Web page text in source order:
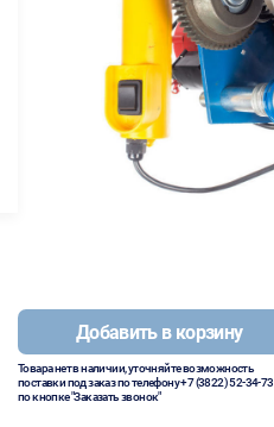
Добавить в корзину
Товара нет в наличии, уточняйте возможность
поставки под заказ по телефону+7 (3822) 52-34-73
по кнопке "Заказать звонок"